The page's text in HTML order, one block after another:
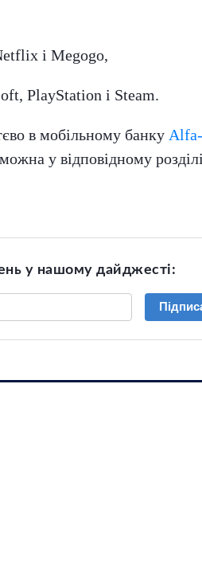
і Megogo,
PlayStation і Steam.
в мобільному банку
у відповідному
у нашому дайджесті: